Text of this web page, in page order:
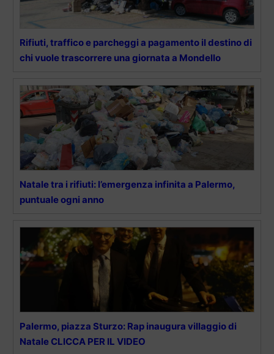
Rifiuti, traffico e parcheggi a pagamento il destino di
chi vuole trascorrere una giornata a Mondello
Natale tra i rifiuti: l’emergenza infinita a Palermo,
puntuale ogni anno
Palermo, piazza Sturzo: Rap inaugura villaggio di
Natale CLICCA PER IL VIDEO